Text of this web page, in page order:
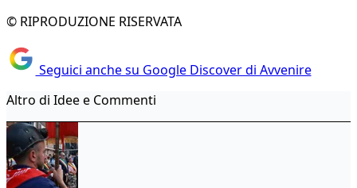
© RIPRODUZIONE RISERVATA
Seguici anche su Google Discover di Avvenire
Altro di Idee e Commenti